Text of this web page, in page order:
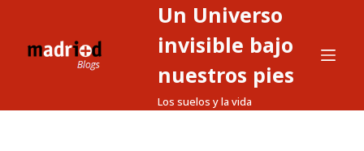
Un Universo
invisible bajo
nuestros pies
Los suelos y la vida